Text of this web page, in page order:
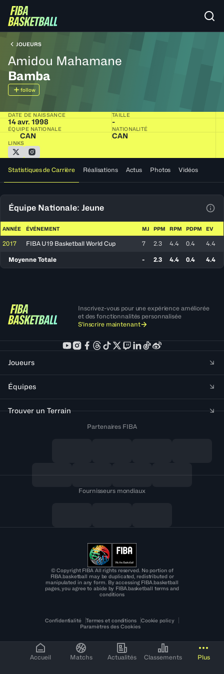
Accueil Matchs Actualités Classements Plus
JOUEURS
Amidou Mahamane
Bamba
follow
DATE DE NAISSANCE
14 avr. 1998
TAILLE
-
ÉQUIPE NATIONALE
CAN
NATIONALITÉ
CAN
LINKS
Statistiques de Carrière Réalisations Actus Photos Vidéos
Équipe Nationale: Jeune
ANNÉE ÉVÉNEMENT MJ PPM RPM PDPM EV
2017 FIBA U19 Basketball World Cup 7 2.3 4.4 0.4 4.4
Moyenne Totale - 2.3 4.4 0.4 4.4
Inscrivez-vous pour une expérience améliorée
et des fonctionnalités personnalisée
S'inscrire maintenant
Joueurs
Équipes
Trouver un Terrain
Partenaires FIBA
Fournisseurs mondiaux
© Copyright FIBA All rights reserved. No portion of
FIBA.basketball may be duplicated, redistributed or
manipulated in any form. By accessing FIBA.basketball
pages, you agree to abide by FIBA.basketball terms and
conditions
Confidentialité Termes et conditions
Cookie policy
Paramètres des Cookies